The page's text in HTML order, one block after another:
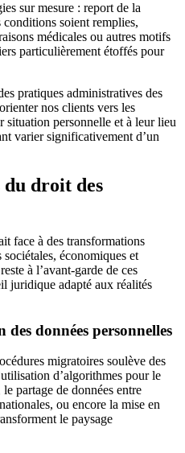
sur mesure : report de la
conditions soient remplies,
médicales ou autres motifs
particulièrement étoffés pour
pratiques administratives des
nos clients vers les
situation personnelle et à leur lieu
varier significativement d’un
droit des
face à des transformations
économiques et
à l’avant-garde de ces
juridique adapté aux réalités
données personnelles
migratoires soulève des
d’algorithmes pour le
partage de données entre
ou encore la mise en
le paysage